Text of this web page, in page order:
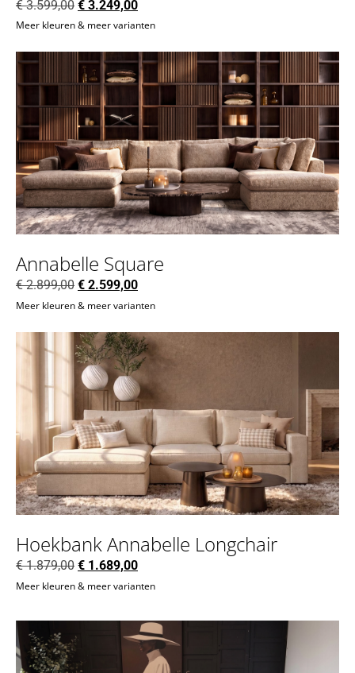
€3.599,00 € 3.249,00
Meer kleuren & meer varianten
Annabelle Square
€2.899,00 € 2.599,00
Meer kleuren & meer varianten
Hoekbank Annabelle Longchair
€1.879,00 € 1.689,00
Meer kleuren & meer varianten